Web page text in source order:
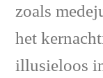
zoals
het
illusieloos